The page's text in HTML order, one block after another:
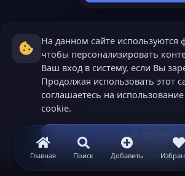
Главная Поиск Добавить
Теги
На данном сайте используются
чтобы персонализировать
Ваш вход в систему, если Вы
Продолжая использовать этот
соглашаетесь на
cookie.
Принять
Узнать больше...